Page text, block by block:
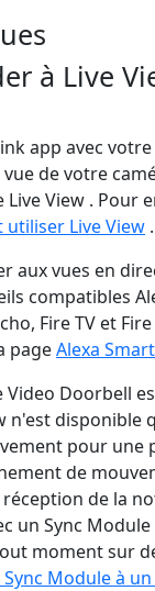
à Live
app avec
vue de votre
View . Pour
utiliser Live View .
aux vues en
compatibles
Fire TV et
pageAlexa
Video Doorbell
n'est disponible
pour une
de
réception de la
un Sync
moment sur
Module à